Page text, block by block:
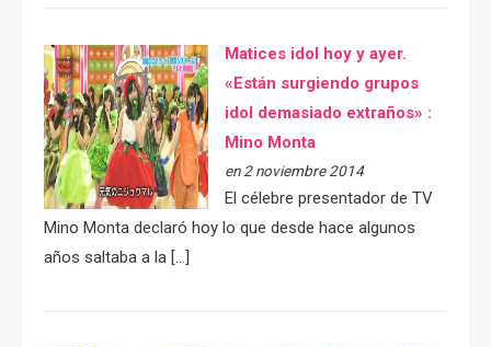
Matices idol hoy y ayer.
«Están surgiendo grupos
idol demasiado extraños» :
Mino Monta
en 2 noviembre 2014
El célebre presentador de TV
Mino Monta declaró hoy lo que desde hace algunos
años saltaba a la […]